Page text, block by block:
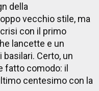
della
vecchio stile, ma
con il primo
lancette e un
Certo, un
fatto comodo: il
centesimo con la